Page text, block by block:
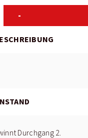
-
Durchgang 2.